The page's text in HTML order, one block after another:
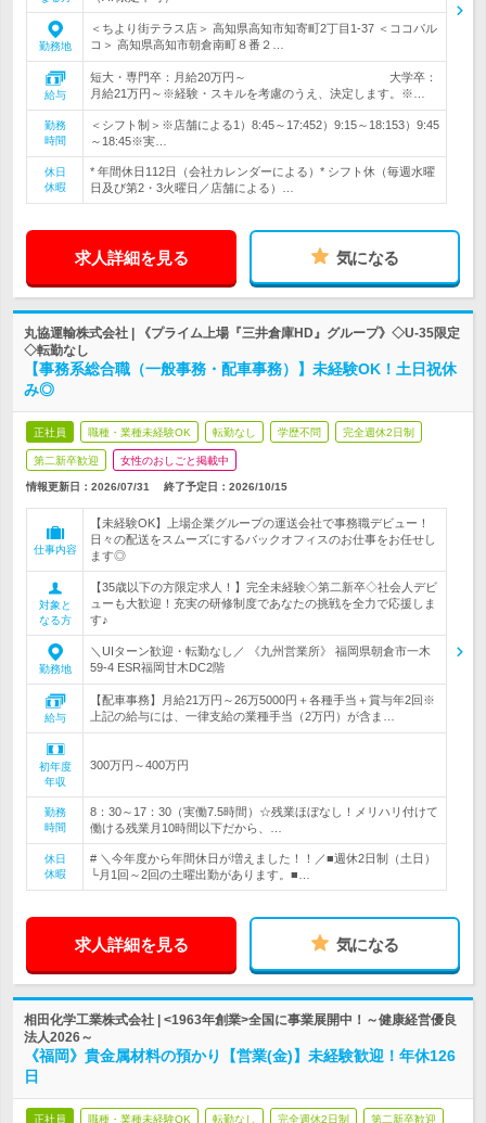
勤務地
＜ちより街テラス店＞ 高知県高知市知寄町2丁目1-37 ＜ココパル
コ＞ 高知県高知市朝倉南町８番２…
給与
短大・専門卒：月給20万円～ 大学卒：
月給21万円～※経験・スキルを考慮のうえ、決定します。※…
勤務
時間
＜シフト制＞※店舗による1）8:45～17:452）9:15～18:153）9:45
～18:45※実…
休日
休暇
* 年間休日112日（会社カレンダーによる）* シフト休（毎週水曜
日及び第2・3火曜日／店舗による）…
求人詳細を見る 気になる
丸協運輸株式会社 | 《プライム上場『三井倉庫HD』グループ》◇U-35限定
◇転勤なし
【事務系総合職（一般事務・配車事務）】未経験OK！土日祝休
み◎
正社員 職種・業種未経験OK 転勤なし 学歴不問 完全週休2日制
第二新卒歓迎 女性のおしごと掲載中
情報更新日：2026/07/31 終了予定日： 2026/10/15
仕事内容
【未経験OK】上場企業グループの運送会社で事務職デビュー！
日々の配送をスムーズにするバックオフィスのお仕事をお任せし
ます◎
対象と
なる方
【35歳以下の方限定求人！】完全未経験◇第二新卒◇社会人デビ
ューも大歓迎！充実の研修制度であなたの挑戦を全力で応援しま
す♪
勤務地
＼UIターン歓迎・転勤なし／ 《九州営業所》 福岡県朝倉市一木
59-4 ESR福岡甘木DC2階
給与
【配車事務】月給21万円～26万5000円＋各種手当＋賞与年2回※
上記の給与には、一律支給の業種手当（2万円）が含ま…
初年度
年収
300万円～400万円
勤務
時間
8：30～17：30（実働7.5時間）☆残業ほぼなし！メリハリ付けて
働ける残業月10時間以下だから、…
休日
休暇
# ＼今年度から年間休日が増えました！！／■週休2日制（土日）
└月1回～2回の土曜出勤があります。■…
求人詳細を見る 気になる
相田化学工業株式会社 | <1963年創業>全国に事業展開中！～健康経営優良
法人2026～
《福岡》貴金属材料の預かり【営業(金)】未経験歓迎！年休126
日
正社員 職種・業種未経験OK 転勤なし 完全週休2日制 第二新卒歓迎